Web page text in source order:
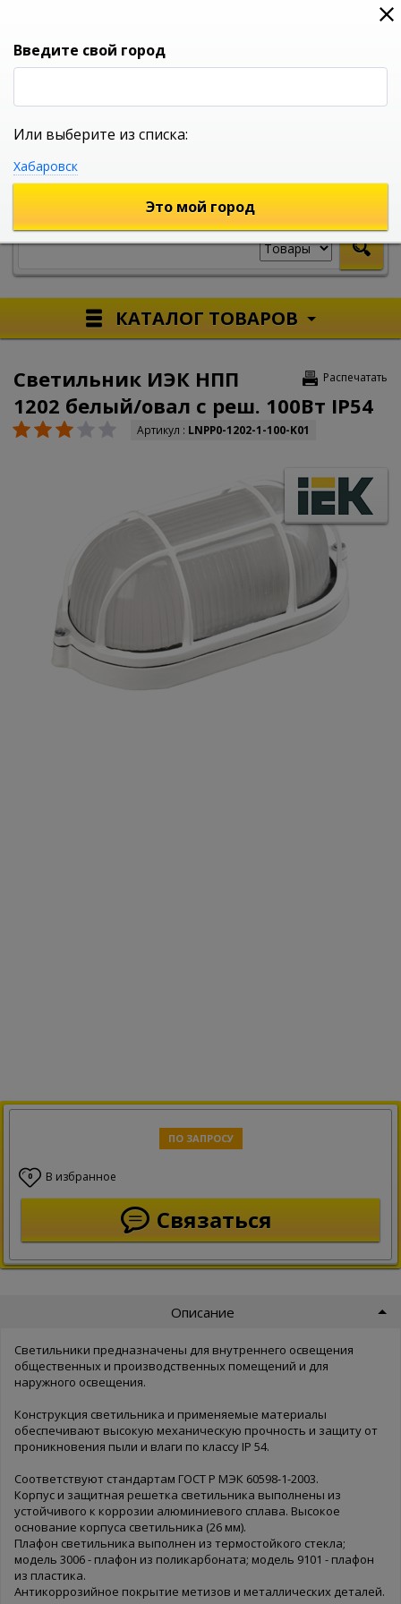
0
УНИВЕРСАЛЬНЫЙ ИНТЕРНЕТ МАГАЗИН
КАТАЛОГ ТОВАРОВ
Распечатать
Светильник ИЭК НПП
1202 белый/овал с реш. 100Вт IP54
Артикул : LNPP0-1202-1-100-K01
ПО ЗАПРОСУ
0 В избранное
Связаться
Описание
Светильники предназначены для внутреннего освещения
общественных и производственных помещений и для
наружного освещения.
Конструкция светильника и применяемые материалы
обеспечивают высокую механическую прочность и защиту от
проникновения пыли и влаги по классу IP 54.
Соответствуют стандартам ГОСТ Р МЭК 60598-1-2003.
Корпус и защитная решетка светильника выполнены из
устойчивого к коррозии алюминиевого сплава. Высокое
основание корпуса светильника (26 мм).
Плафон светильника выполнен из термостойкого стекла;
модель 3006 - плафон из поликарбоната; модель 9101 - плафон
из пластика.
Антикоррозийное покрытие метизов и металлических деталей.
Введите свой город
Или выберите из списка:
Хабаровск
Это мой город